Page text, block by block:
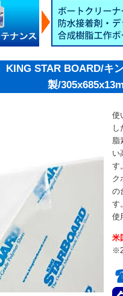
KING STAR BOARD/キ
製/
使
し
脂
い
す
ク
の
す
使
米